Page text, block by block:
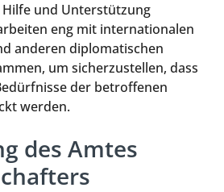
und Unterstützung
eng mit internationalen
anderen diplomatischen
um sicherzustellen, dass
der betroffenen
werden.
des Amtes